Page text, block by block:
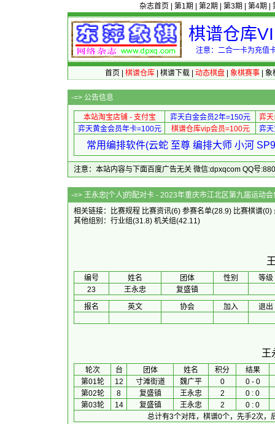
杂志首页 第1期 第2期 第3期 第4期
棋谱仓库
注意：二合一卡为充值
首页 棋谱仓库| 棋谱下载| 动态棋盘| 象棋赛事| 象
-=> 公告信息
本站淘宝店铺 - 支付宝 弈天白金会员2年=150元
弈
弈天黄金会员年卡=100元
棋谱仓库vip会员=100元 弈
常用编排软件(云蛇 至尊 编排大师 小河
注意：本站内容与下面百度广告无关 微信:dpxqcom QQ号
-=> 王永忠[个人]的配对卡 - 2023年重庆市江
相关链接：
比赛规程 比赛资讯(6) 参赛名单(28.9) 比赛棋谱(0)
其他组别： 行业组(31.8) 机关组(42.11)
编号 姓名 团体 性别
等级
23
王永忠
复盛镇
报名
英文 协会 加入 退出
王
轮次 台 团体 姓名 积分
结果
第01轮
12 寸滩街道 魏广平 0
0 - 0
第02轮
8 复盛镇 王永忠 2
0 : 0
第03轮
14 复盛镇 王永忠 2
0 : 0
总计有3个对阵，棋谱0个，先手2次，